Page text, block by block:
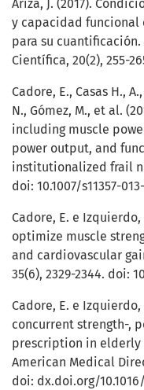
Ariza, J. (2017).
y capacidad funcional
para su
Científica, 20(2), 255-
Cadore, E., Casas H.,
N., Gómez, M., et al.
including muscle
power output, and
institutionalized frail
doi: 10.1007/s11357-
Cadore, E. e
optimize muscle
and cardiovascular
35(6), 2329-2344. doi:
Cadore, E. e
concurrent strength-,
prescription in elderly
American Medical
doi: dx.doi.org/